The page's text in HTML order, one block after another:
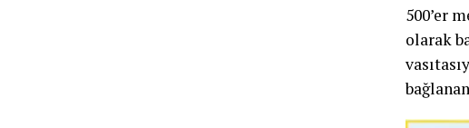
500’er
olarak